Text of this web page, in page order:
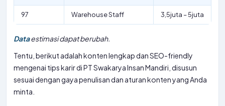
97 Warehouse Staff 3,5juta – 5juta
Dataestimasi dapat berubah.
Tentu, berikut adalah konten lengkap dan SEO-friendly
mengenai tips karir di PT Swakarya Insan Mandiri, disusun
sesuai dengan gaya penulisan dan aturan konten yang Anda
minta.